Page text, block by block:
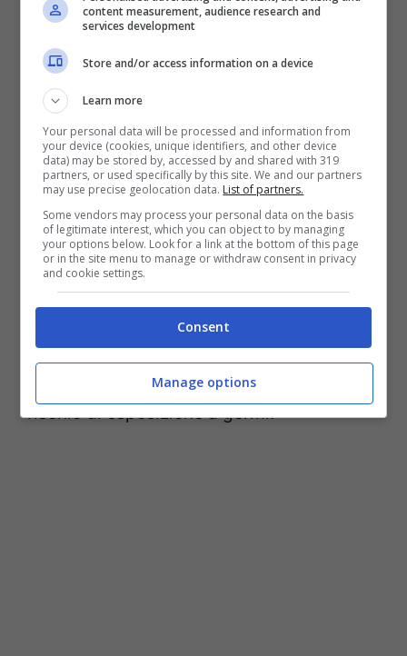
del pollice è una parte naturale ed
essenziale di questa esplorazione
sensoriale e dell’apprendimento nei primi
anni di vita.
Sebbene il comportamento tenda a
diminuire spontaneamente con l’età,
persistendo oltre i 3-4 anni, possono
sorgere preoccupazioni relative alle
conseguenze sullasalute oralee sullo
sviluppo psicologico. Le principali
preoccupazioni includono effetti sulla
dentizione e sulla forma del palato, oltre al
rischio di esposizione a germi.
content measurement, audience research and
services development
Store and/or access information on a device
Learn more
Your personal data will be processed and information from
your device (cookies, unique identifiers, and other device
data) may be stored by, accessed by and shared with 319
partners, or used specifically by this site. We and our partners
may use precise geolocation data. List of partners.
Some vendors may process your personal data on the basis
of legitimate interest, which you can object to by managing
your options below. Look for a link at the bottom of this page
or in the site menu to manage or withdraw consent in privacy
and cookie settings.
Consent
Manage options